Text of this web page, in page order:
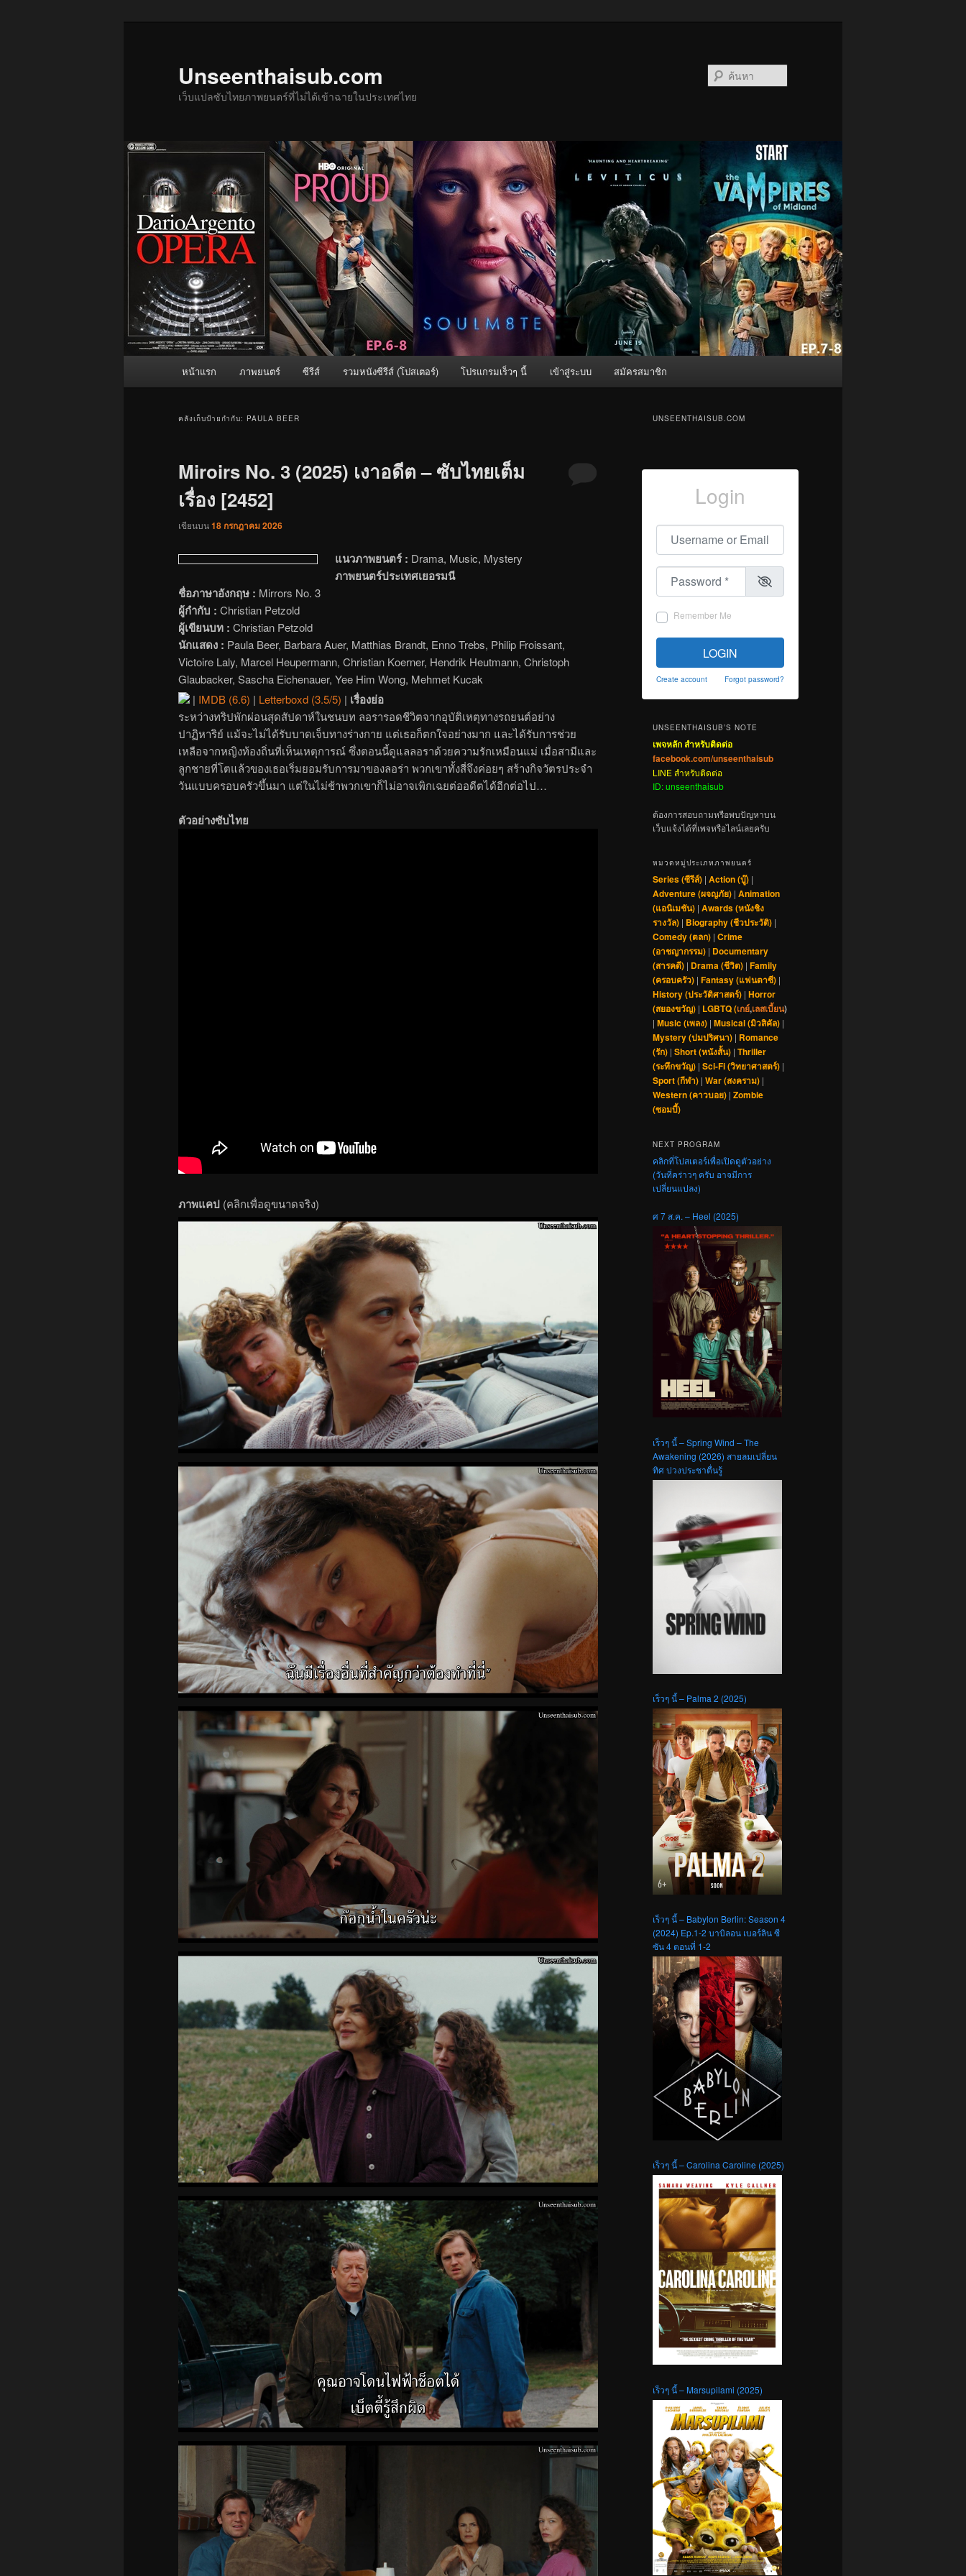
Unseenthaisub.com
เว็บแปลซับไทยภาพยนตร์ที่ไม่ได้เข้าฉายในประเทศไทย
หน้าแรก ภาพยนตร์ ซีรีส์ รวมหนังซีรีส์ (โปสเตอร์) โปรแกรมเร็วๆ นี้ เข้าสู่ระบบ สมัครสมาชิก
คลังเก็บป้ายกำกับ: PAULA BEER
Miroirs No. 3 (2025) เงาอดีต – ซับไทยเต็ม
เรื่อง [2452]
เขียนบน18 กรกฎาคม 2026
แนวภาพยนตร์ : Drama, Music, Mystery
ภาพยนตร์ประเทศเยอรมนี
ชื่อภาษาอังกฤษ : Mirrors No. 3
ผู้กำกับ : Christian Petzold
ผู้เขียนบท : Christian Petzold
นักแสดง : Paula Beer, Barbara Auer, Matthias Brandt, Enno Trebs, Philip Froissant,
Victoire Laly, Marcel Heupermann, Christian Koerner, Hendrik Heutmann, Christoph
Glaubacker, Sascha Eichenauer, Yee Him Wong, Mehmet Kucak
| IMDB (6.6) | Letterboxd (3.5/5) | เรื่องย่อ
ระหว่างทริปพักผ่อนสุดสัปดาห์ในชนบท ลอรารอดชีวิตจากอุบัติเหตุทางรถยนต์อย่าง
ปาฏิหาริย์ แม้จะไม่ได้รับบาดเจ็บทางร่างกาย แต่เธอก็ตกใจอย่างมาก และได้รับการช่วย
เหลือจากหญิงท้องถิ่นที่เห็นเหตุการณ์ ซึ่งตอนนี้ดูแลลอราด้วยความรักเหมือนแม่ เมื่อสามีและ
ลูกชายที่โตแล้วของเธอเริ่มยอมรับการมาของลอร่า พวกเขาทั้งสี่จึงค่อยๆ สร้างกิจวัตรประจำ
วันแบบครอบครัวขึ้นมา แต่ในไม่ช้าพวกเขาก็ไม่อาจเพิกเฉยต่ออดีตได้อีกต่อไป…
ตัวอย่างซับไทย
ภาพแคป (คลิกเพื่อดูขนาดจริง)
UNSEENTHAISUB.COM
Login
Username or Email
Password
Remember Me
LOGIN
Create account Forgot password?
UNSEENTHAISUB’S NOTE
เพจหลัก สำหรับติดต่อ
facebook.com/unseenthaisub
LINE สำหรับติดต่อ
ID: unseenthaisub
ต้องการสอบถามหรือพบปัญหาบน
เว็บแจ้งได้ที่เพจหรือไลน์เลยครับ
หมวดหมู่ประเภทภาพยนตร์
Series (ซีรีส์) | Action (บู๊) |
Adventure (ผจญภัย) | Animation
(แอนิเมชัน) | Awards (หนังชิง
รางวัล) | Biography (ชีวประวัติ) |
Comedy (ตลก) | Crime
(อาชญากรรม) | Documentary
(สารคดี) | Drama (ชีวิต) | Family
(ครอบครัว) | Fantasy (แฟนตาซี) |
History (ประวัติศาสตร์) | Horror
(สยองขวัญ) | LGBTQ (เกย์,เลสเบี้ยน)
| Music (เพลง) | Musical (มิวสิคัล) |
Mystery (ปมปริศนา) | Romance
(รัก) | Short (หนังสั้น) | Thriller
(ระทึกขวัญ) | Sci-Fi (วิทยาศาสตร์) |
Sport (กีฬา) | War (สงคราม) |
Western (คาวบอย) | Zombie
(ซอมบี้)
NEXT PROGRAM
คลิกที่โปสเตอร์เพื่อเปิดดูตัวอย่าง
(วันที่คร่าวๆ ครับ อาจมีการ
เปลี่ยนแปลง)
ศ 7 ส.ค. – Heel (2025)
เร็วๆ นี้ – Spring Wind – The
Awakening (2026) สายลมเปลี่ยน
ทิศ ปวงประชาตื่นรู้
เร็วๆ นี้ – Palma 2 (2025)
เร็วๆ นี้ – Babylon Berlin: Season 4
(2024) Ep.1-2 บาบิลอน เบอร์ลิน ซี
ซัน 4 ตอนที่ 1-2
เร็วๆ นี้ – Carolina Caroline (2025)
เร็วๆ นี้ – Marsupilami (2025)